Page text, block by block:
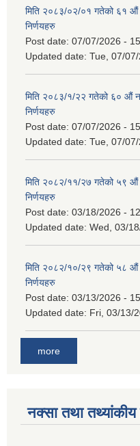
मिति २०८३/०२/०१ गतेको ६१ औं
निर्णयहरु
Post date: 07/07/2026 -
Updated date: Tue, 07/
मिति २०८३/१/२२ गतेको ६० औं
निर्णयहरु
Post date: 07/07/2026 -
Updated date: Tue, 07/
मिति २०८२/११/२७ गतेको ५९ औं
निर्णयहरु
Post date: 03/18/2026 -
Updated date: Wed, 03/
मिति २०८२/१०/२९ गतेको ५८ औं
निर्णयहरु
Post date: 03/13/2026 -
Updated date: Fri, 03/13/
more
नक्सा तथा तथ्यांकीय